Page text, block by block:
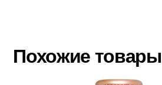
Похожие товары